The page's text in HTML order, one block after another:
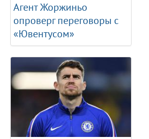
Агент Жоржиньо
опроверг переговоры с
«Ювентусом»